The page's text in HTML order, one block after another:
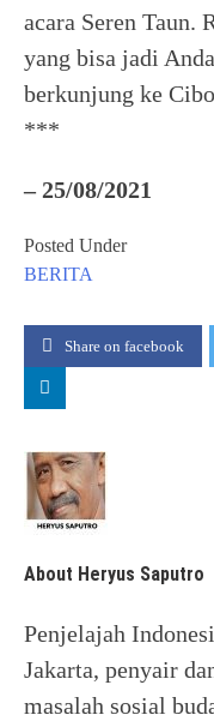
acara Seren Taun.
yang bisa jadi
berkunjung ke
***
– 25/08/2021
Posted Under
BERITA
Share on facebook
About Heryus Saputro
Penjelajah
Jakarta, penyair
masalah sosial